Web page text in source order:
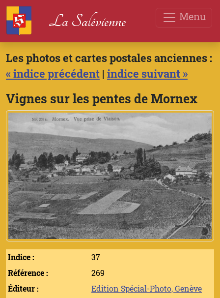
Menu
La Salévienne
Les photos et cartes postales anciennes :
« indice précédent | indice suivant »
Vignes sur les pentes de Mornex
Indice :
37
Référence :
269
Éditeur :
Edition Spécial-Photo, Genève